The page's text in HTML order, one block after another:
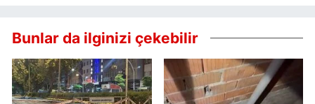
Bunlar da ilginizi çekebilir